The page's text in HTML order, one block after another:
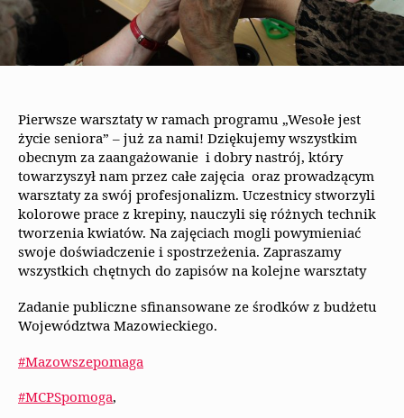
Pierwsze warsztaty w ramach programu „Wesołe jest
życie seniora” – już za nami! Dziękujemy wszystkim
obecnym za zaangażowanie i dobry nastrój, który
towarzyszył nam przez całe zajęcia oraz prowadzącym
warsztaty za swój profesjonalizm. Uczestnicy stworzyli
kolorowe prace z krepiny, nauczyli się różnych technik
tworzenia kwiatów. Na zajęciach mogli powymieniać
swoje doświadczenie i spostrzeżenia. Zapraszamy
wszystkich chętnych do zapisów na kolejne warsztaty
Zadanie publiczne sfinansowane ze środków z budżetu
Województwa Mazowieckiego.
#Mazowszepomaga
#MCPSpomoga,